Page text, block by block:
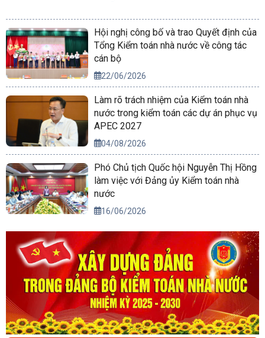
Hội nghị công bố và trao Quyết định của
Tổng Kiểm toán nhà nước về công tác
cán bộ
22/06/2026
Làm rõ trách nhiệm của Kiểm toán nhà
nước trong kiểm toán các dự án phục vụ
APEC 2027
04/08/2026
Phó Chủ tịch Quốc hội Nguyễn Thị Hồng
làm việc với Đảng ủy Kiểm toán nhà
nước
16/06/2026